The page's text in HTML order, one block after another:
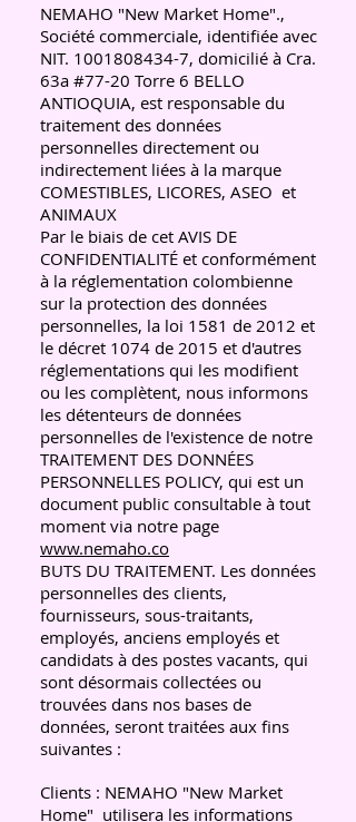
NEMAHO "New Market Home".,
Société commerciale, identifiée avec
NIT. 1001808434-7, domicilié à Cra.
63a #77-20 Torre 6 BELLO
ANTIOQUIA, est responsable du
traitement des données
personnelles directement ou
indirectement liées à la marque
COMESTIBLES, LICORES, ASEO et
ANIMAUX
Par le biais de cet AVIS DE
CONFIDENTIALITÉ et conformément
à la réglementation colombienne
sur la protection des données
personnelles, la loi 1581 de 2012 et
le décret 1074 de 2015 et d'autres
réglementations qui les modifient
ou les complètent, nous informons
les détenteurs de données
personnelles de l'existence de notre
TRAITEMENT DES DONNÉES
PERSONNELLES POLICY, qui est un
document public consultable à tout
moment via notre page
www.nemaho.co
BUTS DU TRAITEMENT. Les données
personnelles des clients,
fournisseurs, sous-traitants,
employés, anciens employés et
candidats à des postes vacants, qui
sont désormais collectées ou
trouvées dans nos bases de
données, seront traitées aux fins
suivantes :
Clients : NEMAHO "New Market
Home" utilisera les informations